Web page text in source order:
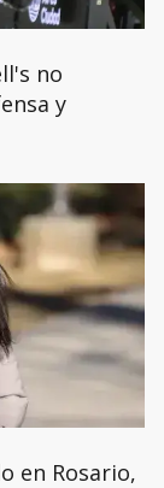
no
y
en Rosario,